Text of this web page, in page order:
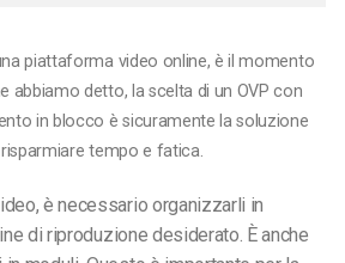
piattaforma video online, è il momento
abbiamo detto, la scelta di un OVP con
in blocco è sicuramente la soluzione
tempo e fatica.
è necessario organizzarli in
di riproduzione desiderato. È anche